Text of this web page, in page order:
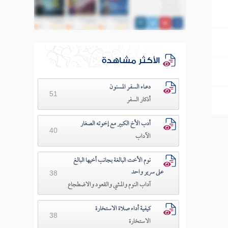
الأكثر مشاهدة
دعـاء السفـر المسنون
أذكار السفر
51
أدب الأخ الكبير مع إخوته الصغار
الآداب
40
نوم الأخت البالغة بجانب أخيها البالغ
على سرير واحد
آداب النوم والمشي والقعود والاضطجاع
38
كيفية أداء صلاة الاستخارة
الاستخارة
38